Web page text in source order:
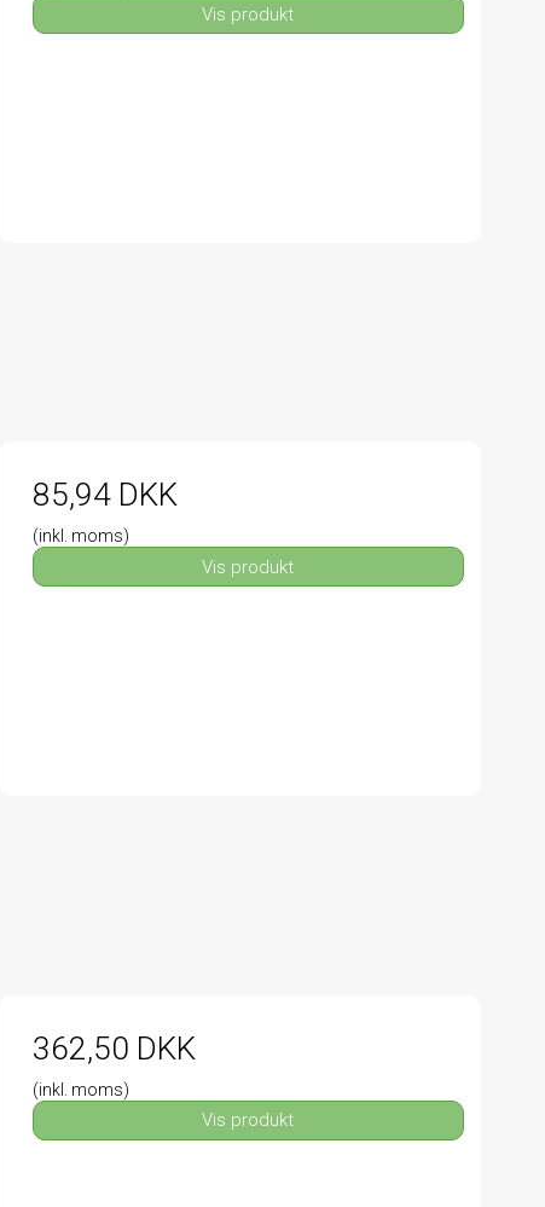
Vis produkt
85,94 DKK
(inkl. moms)
Vis produkt
362,50 DKK
(inkl. moms)
Vis produkt